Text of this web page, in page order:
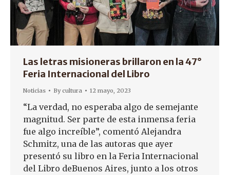
Las letras misioneras brillaron en la 47°
Feria Internacional del Libro
Noticias Bycultura 12 mayo, 2023
“La verdad, no esperaba algo de semejante
magnitud. Ser parte de esta inmensa feria
fue algo increíble”, comentó Alejandra
Schmitz, una de las autoras que ayer
presentó su libro en la Feria Internacional
del Libro deBuenos Aires, junto a los otros